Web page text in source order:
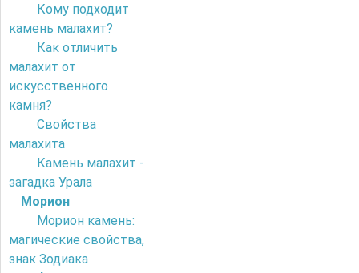
Кому подходит
камень малахит?
Как отличить
малахит от
искусственного
камня?
Свойства
малахита
Камень малахит -
загадка Урала
Морион
Морион камень:
магические свойства,
знак Зодиака